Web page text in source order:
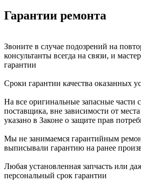
Гарантии ремонта
Звоните в случае подозрений на
консультанты всегда на связи, и
гарантии
Сроки гарантии качества оказанных
На все оригинальные запасные части
поставщика, вне зависимости от
указано в Законе о защите прав
Мы не занимаемся гарантийным
выписывали гарантию на ранее
Любая установленная запчасть или
персональный срок гарантии